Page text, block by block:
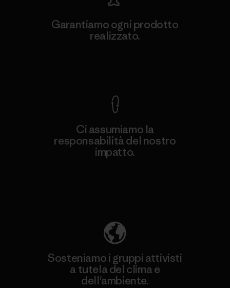
Garantiamo ogni prodotto
realizzato.
Ci assumiamo la
responsabilità del nostro
impatto.
Sosteniamo i gruppi attivisti
a tutela del clima e
dell'ambiente.